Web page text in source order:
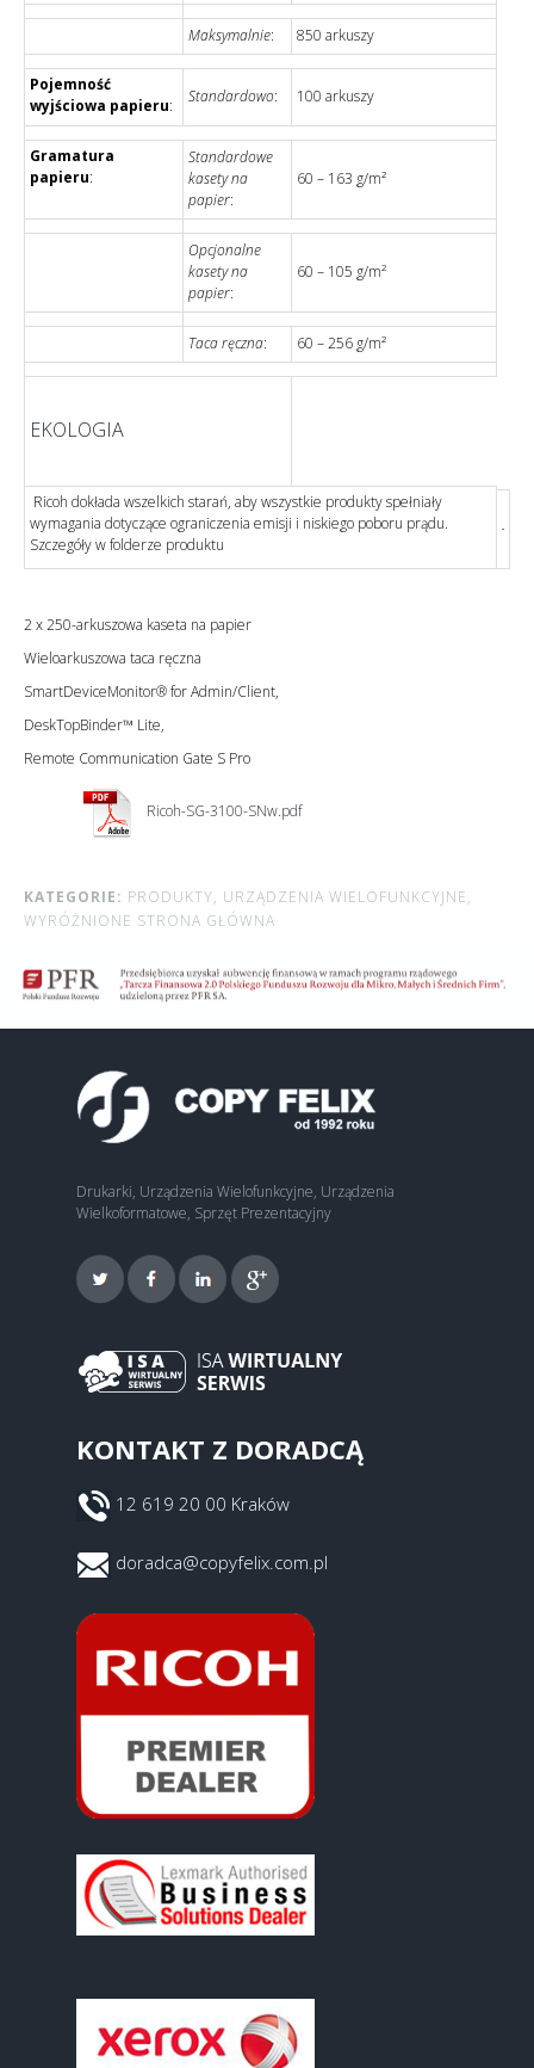
Maksymalnie: 850 arkuszy
Pojemność
wyjściowa papieru: Standardowo: 100 arkuszy
Gramatura
papieru:
Standardowe
kasety na
papier:
60 – 163 g/m²
Opcjonalne
kasety na
papier:
60 – 105 g/m²
Taca ręczna: 60 – 256 g/m²
EKOLOGIA
Ricoh dokłada wszelkich starań, aby wszystkie produkty spełniały
wymagania dotyczące ograniczenia emisji i niskiego poboru prądu.
Szczegóły w folderze produktu
2 x 250-arkuszowa kaseta na papier
Wieloarkuszowa taca ręczna
SmartDeviceMonitor® for Admin/Client,
DeskTopBinder™ Lite,
Remote Communication Gate S Pro
Ricoh-SG-3100-SNw.pdf
KATEGORIE: PRODUKTY, URZĄDZENIA WIELOFUNKCYJNE,
WYRÓŻNIONE STRONA GŁÓWNA
Drukarki, Urządzenia Wielofunkcyjne, Urządzenia
Wielkoformatowe, Sprzęt Prezentacyjny
KONTAKT Z DORADCĄ
12 619 20 00 Kraków
doradca@copyfelix.com.pl